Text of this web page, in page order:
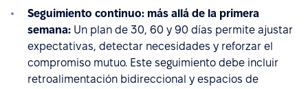
Seguimiento continuo: más allá de la primera
semana: Un plan de 30, 60 y 90 días permite ajustar
expectativas, detectar necesidades y reforzar el
compromiso mutuo. Este seguimiento debe incluir
retroalimentación bidireccional y espacios de